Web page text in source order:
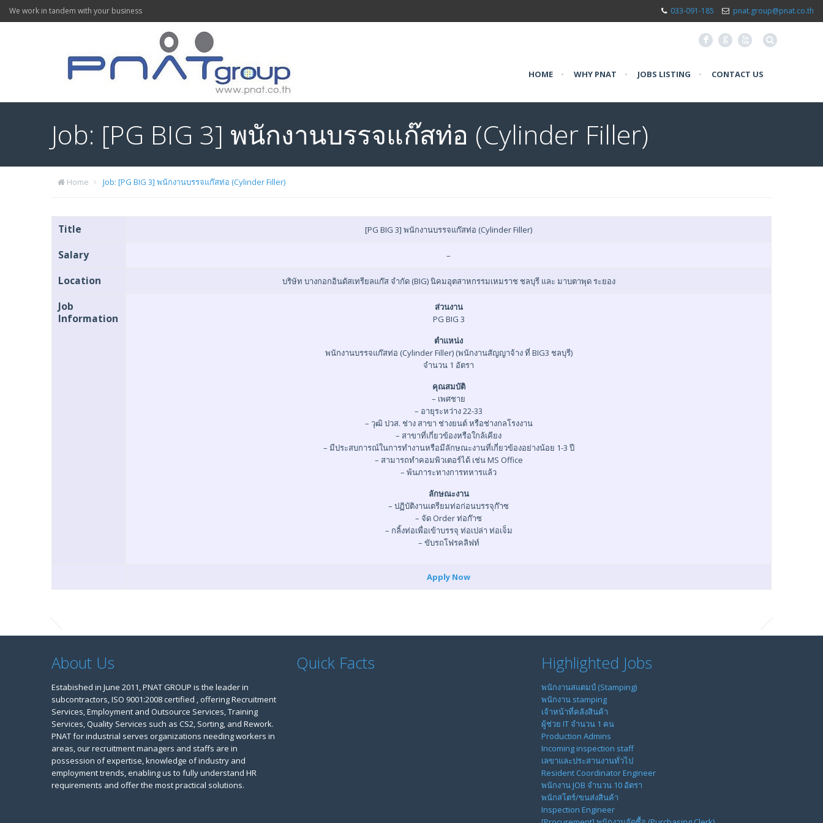
We work in tandem with your business 033-091-185 pnat.group@pnat.co.th
F G X
HOME • WHY PNAT • JOBS LISTING • CONTACT US
Job: [PG BIG 3] พนักงานบรรจแก๊สท่อ (Cylinder Filler)
Home Job: [PG BIG 3] พนักงานบรรจแก๊สท่อ (Cylinder Filler)
Title [PG BIG 3] พนักงานบรรจแก๊สท่อ (Cylinder Filler)
Salary –
Location บริษัท บางกอกอินดัสเทรียลแก๊ส จำกัด (BIG) นิคมอุตสาหกรรมเหมราช ชลบุรี และ มาบตาพุด ระยอง
Job
Information
ส่วนงาน
PG BIG 3
ตำแหน่ง
พนักงานบรรจแก๊สท่อ (Cylinder Filler) (พนักงานสัญญาจ้าง ที่ BIG3 ชลบุรี)
จำนวน 1 อัตรา
คุณสมบัติ
– เพศชาย
– อายุระหว่าง 22-33
– วุฒิ ปวส. ช่าง สาขา ช่างยนต์ หรือช่างกลโรงงาน
– สาขาที่เกี่ยวข้องหรือใกล้เคียง
– มีประสบการณ์ในการทำงานหรือมีลักษณะงานที่เกี่ยวข้องอย่างน้อย 1-3 ปี
– สามารถทำคอมพิวเตอร์ได้ เช่น MS Office
– พ้นภาระทางการทหารแล้ว
ลักษณะงาน
– ปฏิบัติงานเตรียมท่อก่อนบรรจุก๊าซ
– จัด Order ท่อก๊าซ
– กลิ้งท่อเพื่อเข้าบรรจุ ท่อเปล่า ท่อเจ็ม
– ขับรถโฟรคลิฟท์
Apply Now
About Us
Estabished in June 2011, PNAT GROUP is the leader in
subcontractors, ISO 9001:2008 certified , offering Recruitment
Services, Employment and Outsource Services, Training
Services, Quality Services such as CS2, Sorting, and Rework.
PNAT for industrial serves organizations needing workers in
areas, our recruitment managers and staffs are in
possession of expertise, knowledge of industry and
employment trends, enabling us to fully understand HR
requirements and offer the most practical solutions.
Quick Facts Highlighted Jobs
พนักงานสแตมป์ (Stamping)
พนักงาน stamping
เจ้าหน้าที่คลังสินค้า
ผู้ช่วย IT จำนวน 1 คน
Production Admins
Incoming inspection staff
เลขาและประสานงานทั่วไป
Resident Coordinator Engineer
พนักงาน JOB จำนวน 10 อัตรา
พนักสโตร์/ขนส่งสินค้า
Inspection Engineer